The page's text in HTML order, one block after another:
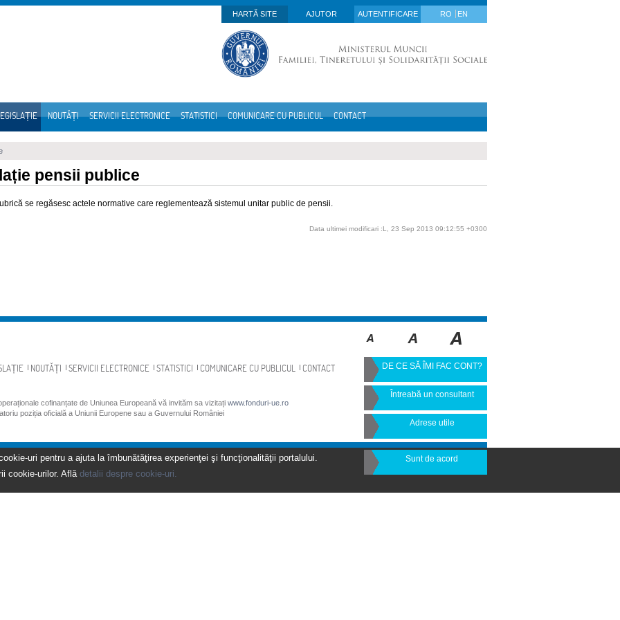
HARTĂ SITE
AJUTOR AUTENTIFICARE RO EN
NOUTĂȚI SERVICII ELECTRONICE STATISTICI COMUNICARE CU PUBLICUL CONTACT
pensii publice
se regăsesc actele normative care reglementează sistemul unitar public de pensii.
Data ultimei modificari :L, 23 Sep 2013 09:12:55 +0300
NOUTĂȚI SERVICII ELECTRONICE STATISTICI COMUNICARE CU PUBLICUL CONTACT
cofinanțate de Uniunea Europeană vă invităm sa vizitați www.fonduri-ue.ro
poziția oficială a Uniunii Europene sau a Guvernului României
DE CE SĂ ÎMI FAC CONT?
Întreabă un consultant
Adrese utile
uri pentru a ajuta la îmbunătăţirea experienţei şi funcţionalităţii portalului.
cookie-urilor. Află detalii despre cookie-uri.
Sunt de acord